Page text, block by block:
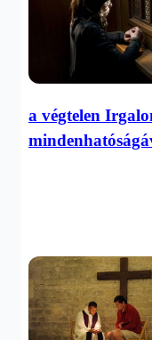
a végtelen